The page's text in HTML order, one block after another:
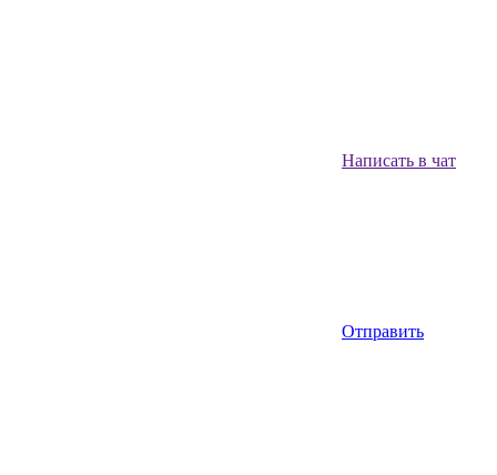
Написать в чат
Отправить